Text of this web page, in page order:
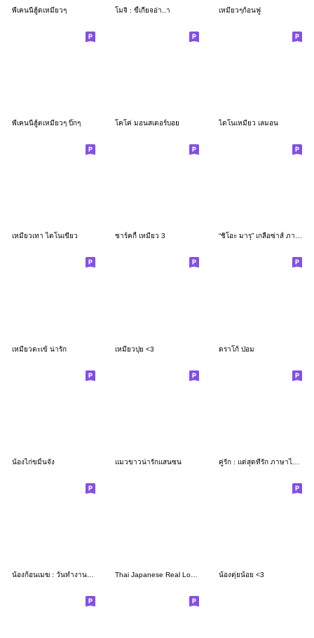
พี่เคนนี่ฮู้ดเหมียวๆ โมจิ : ขี้เกียจอ่า..า เหมียวๆก้อนฟู
พี่เคนนี่ฮู้ดเหมียวๆ บิ๊กๆ โคโค่ มอนสเตอร์บอย ไดโนเหมียว เลมอน
เหมียวเทา ไดโนเขียว ชาร์คกี้ เหมียว 3 “ชิโอะ มารุ” เกลือซ่าส์ ภาษาญี่ปุ่น
เหมียวตะเข้ น่ารัก เหมียวปุย <3 ดราโก้ ปอม
น้องไก่ขมิ้นจัง แมวขาวน่ารักแสนซน คู่รัก : แด่สุดที่รัก ภาษาไทย+ญี่ปุ่น
น้องก้อนเมฆ : วันทำงาน 2 ภาษาเกาหลี-ไทย Thai Japanese Real Love for women น้องตุ่ยน้อย <3